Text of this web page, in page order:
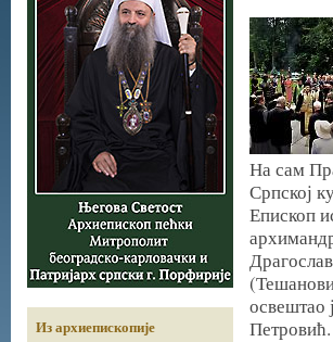
Из архиепископије
На сам
Српској
Епископ
освештао
Петровић.